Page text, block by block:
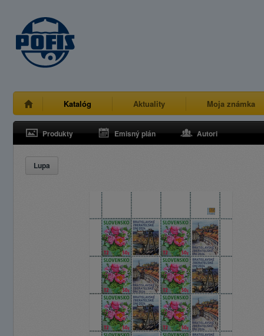
Katalóg Aktuality Moja známka
Produkty Emisný plán Autori
Lupa